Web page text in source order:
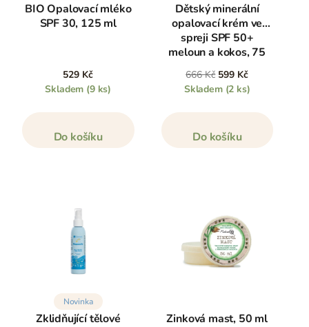
BIO Opalovací mléko
SPF 30, 125 ml
529 Kč
Skladem (9 ks)
Do košíku
Dětský minerální
opalovací krém ve
spreji SPF 50+
meloun a kokos, 75
ml
666 Kč 599 Kč
Skladem (2 ks)
Do košíku
Novinka
Zklidňující tělové
Zinková mast, 50 ml